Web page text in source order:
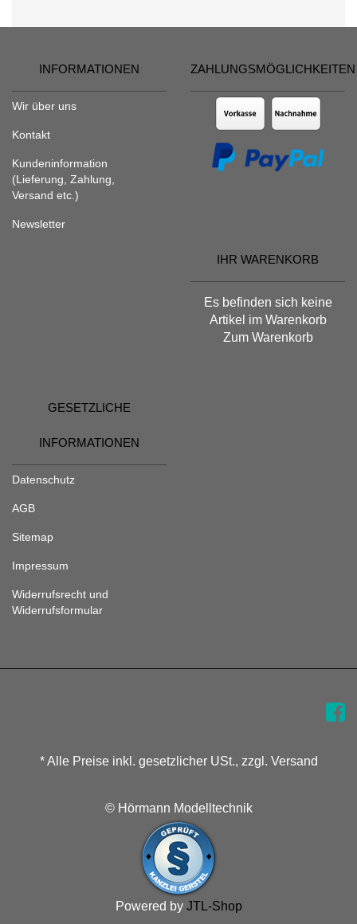
INFORMATIONEN
Wir über uns
Kontakt
Kundeninformation
(Lieferung, Zahlung,
Versand etc.)
Newsletter
ZAHLUNGSMÖGLICHKEITEN
IHR WARENKORB
Es befinden sich keine
Artikel im Warenkorb
Zum Warenkorb
GESETZLICHE
INFORMATIONEN
Datenschutz
AGB
Sitemap
Impressum
Widerrufsrecht und
Widerrufsformular
* Alle Preise inkl. gesetzlicher USt., zzgl. Versand
© Hörmann Modelltechnik
Powered by JTL-Shop